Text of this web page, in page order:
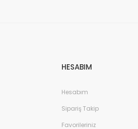
HESABIM
Hesabım
Sipariş Takip
Favorileriniz